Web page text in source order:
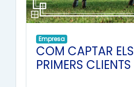
Empresa
COM CAPTAR ELS
PRIMERS CLIENTS